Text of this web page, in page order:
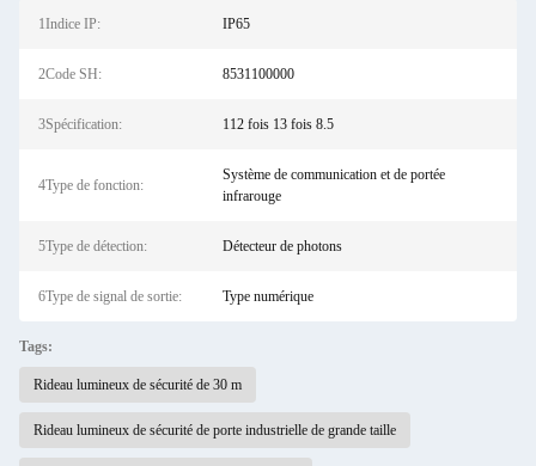
1Indice IP: IP65
2Code SH: 8531100000
3Spécification: 112 fois 13 fois 8.5
4Type de fonction:
Système de communication et de portée
infrarouge
5Type de détection: Détecteur de photons
6Type de signal de sortie: Type numérique
Tags:
Rideau lumineux de sécurité de 30 m
Rideau lumineux de sécurité de porte industrielle de grande taille